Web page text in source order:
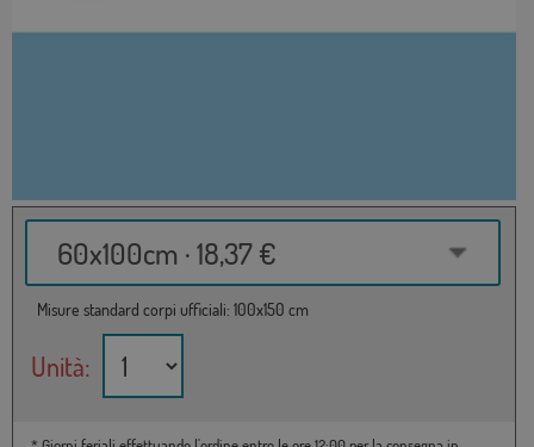
60x100cm · 18,37 €
Misure standard corpi ufficiali: 100x150 cm
Unità: